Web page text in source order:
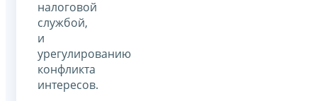
налоговой
службой,
и
урегулированию
конфликта
интересов.